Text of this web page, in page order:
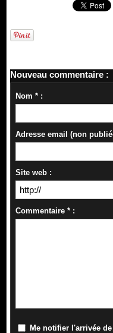
Nouveau commentaire :
Nom * :
Adresse email (non
Site web :
Commentaire * :
Me notifier l'arrivée